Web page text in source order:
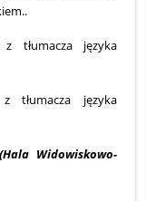
tłumacza języka
tłumacza języka
Widowiskowo-